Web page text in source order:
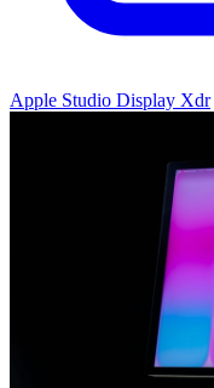
Apple Studio Display Xdr